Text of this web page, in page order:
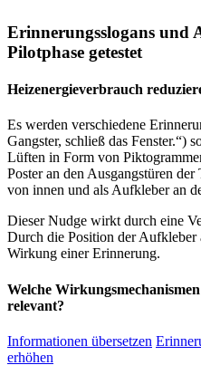
Erinnerungsslogans und
Pilotphase getestet
Heizenergieverbrauch
Es werden verschiedene
Gangster, schließ das Fenster.“)
Lüften in Form von
Poster an den Ausgangstüren
von innen und als Aufkleber an
Dieser Nudge wirkt durch eine
Durch die Position der Aufkleber
Wirkung einer Erinnerung.
Welche
relevant?
Informationen übersetzen
erhöhen